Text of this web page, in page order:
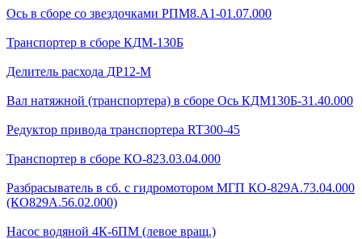
Ось в сборе со звездочками РПМ8.А1-01.07.000
Транспортер в сборе КДМ-130Б
Делитель расхода ДР12-М
Вал натяжной (транспортера) в сборе Ось КДМ130Б-31.40.000
Редуктор привода транспортера RT300-45
Транспортер в сборе КО-823.03.04.000
Разбрасыватель в сб. с гидромотором МГП КО-829А.73.04.000
(КО829А.56.02.000)
Насос водяной 4К-6ПМ (левое вращ.)